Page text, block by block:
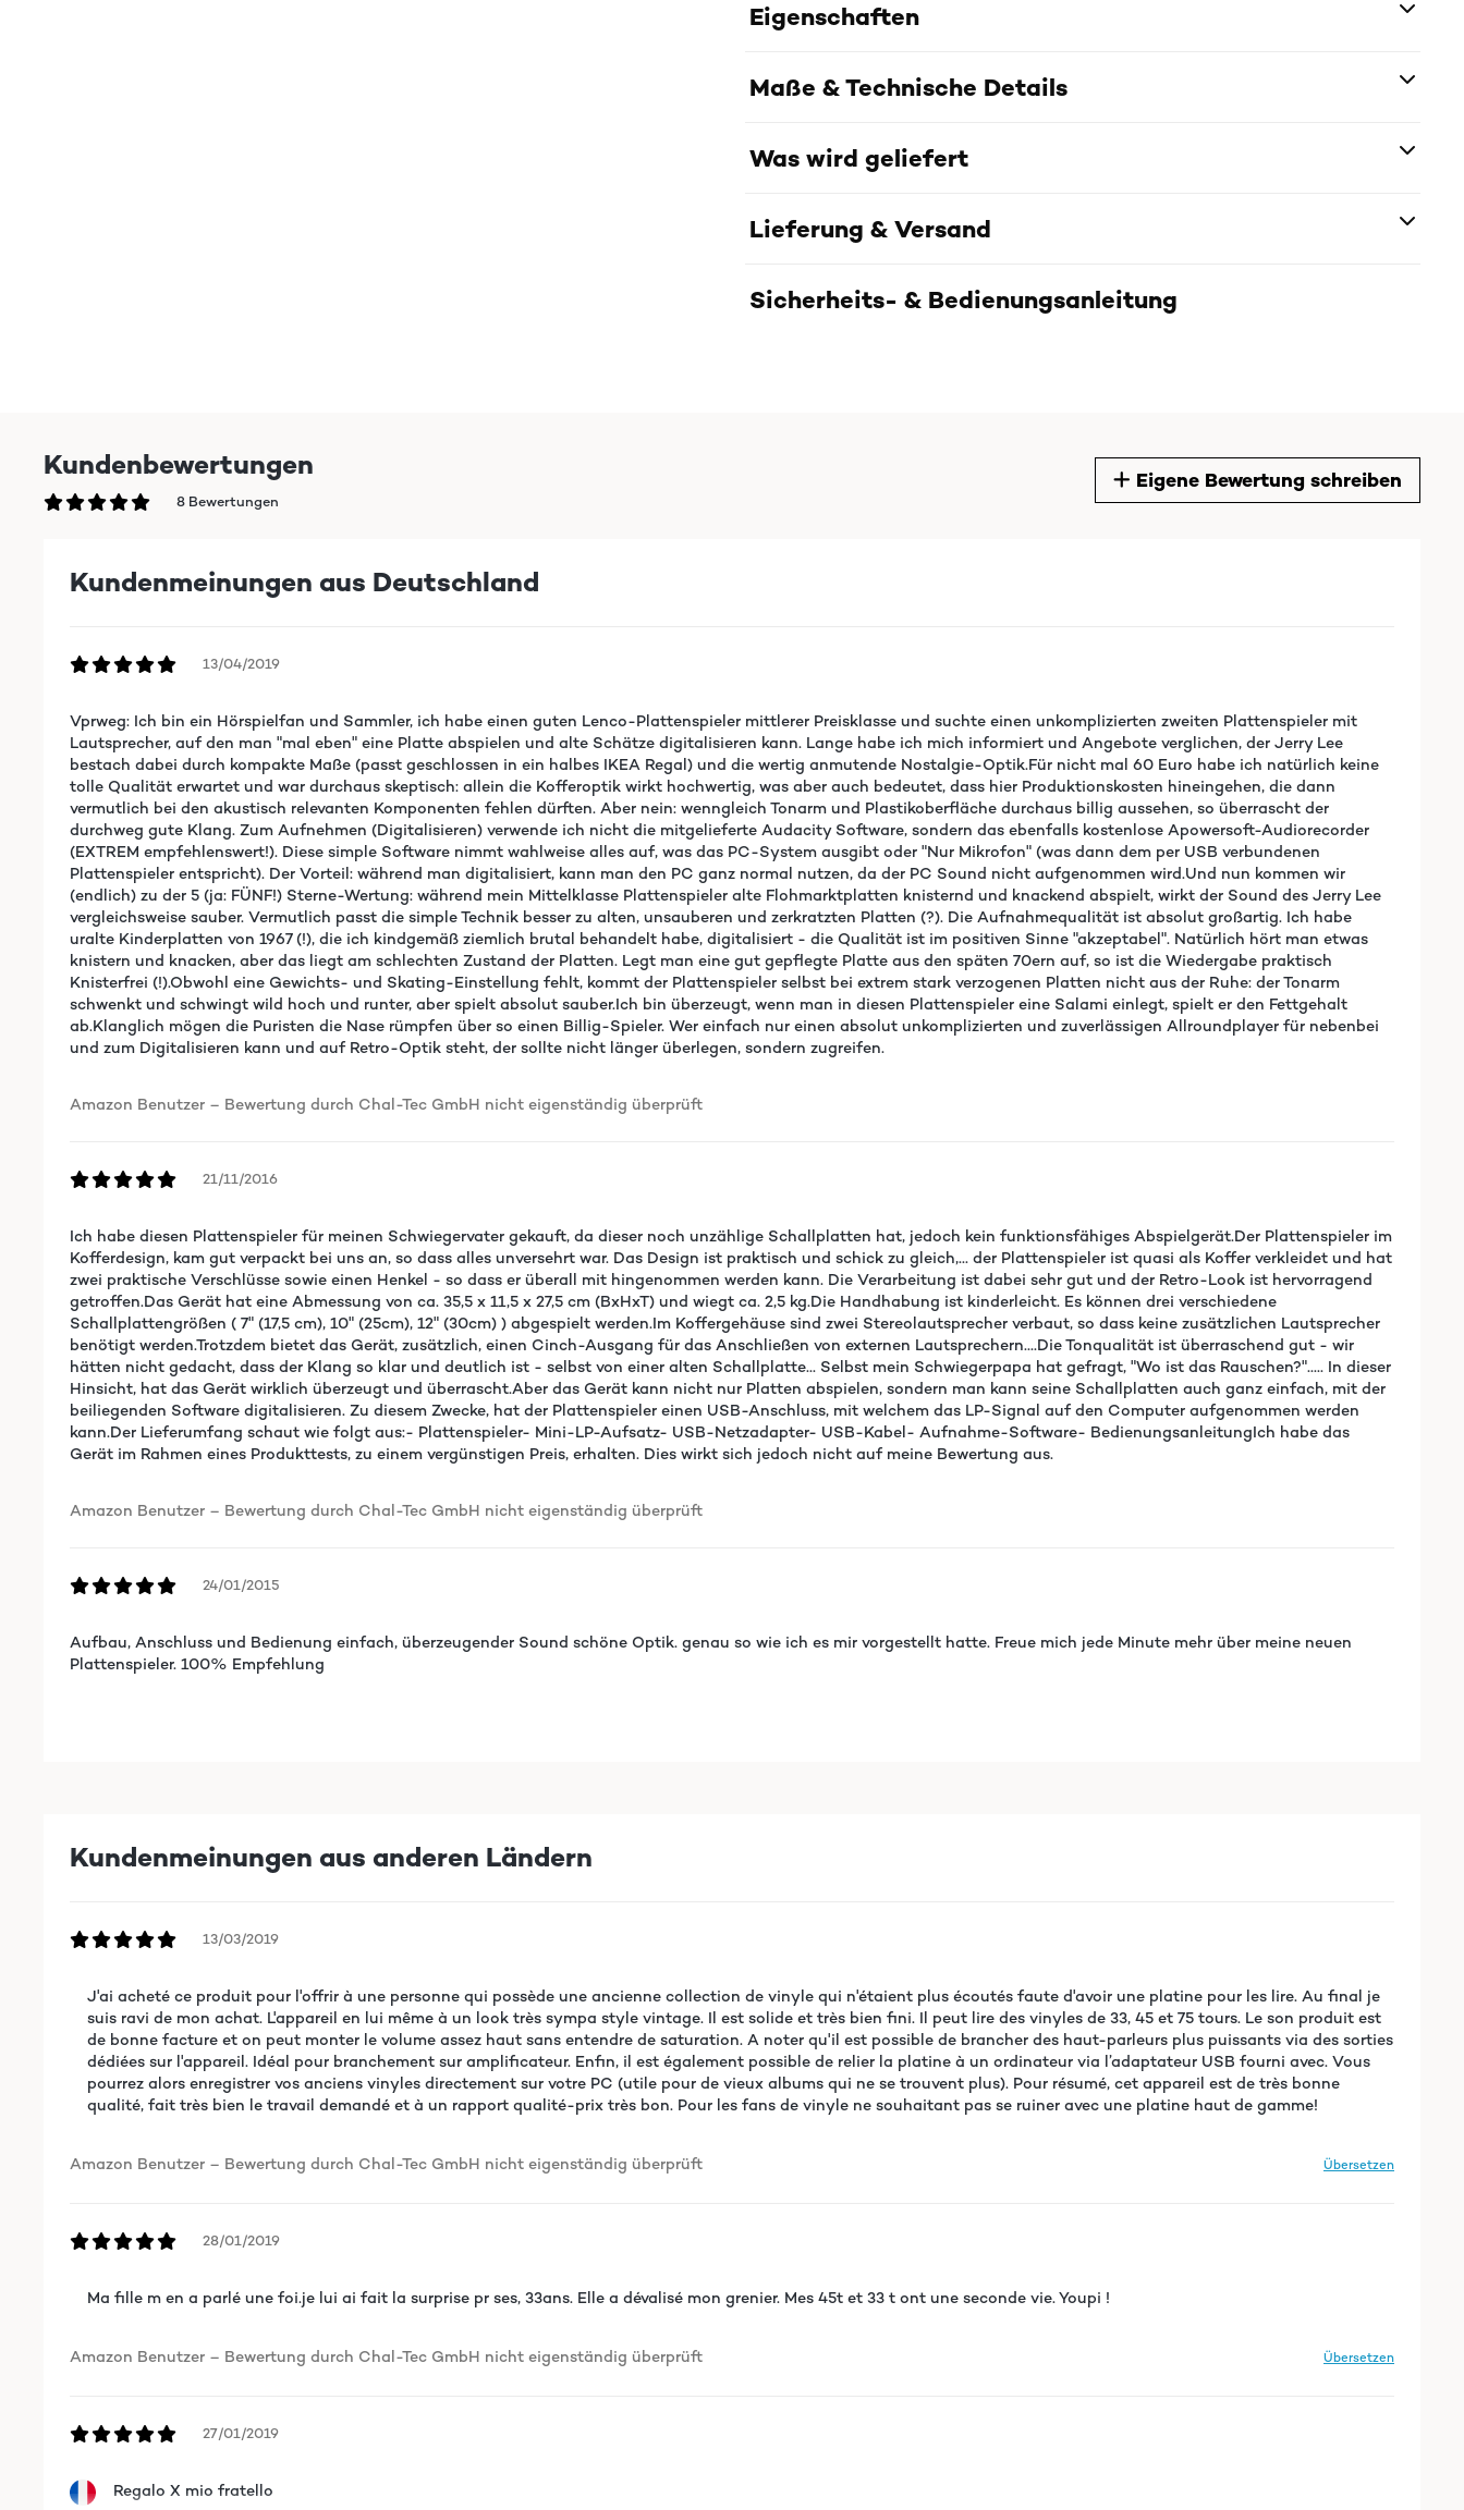
Eigenschaften
Maße & Technische Details
Was wird geliefert
Lieferung & Versand
Sicherheits- & Bedienungsanleitung
Kundenbewertungen
8 Bewertungen
Eigene Bewertung schreiben
Kundenmeinungen aus Deutschland
13/04/2019
Vprweg: Ich bin ein Hörspielfan und Sammler, ich habe einen guten Lenco-Plattenspieler mittlerer Preisklasse und suchte einen unkomplizierten zweiten Plattenspieler mit
Lautsprecher, auf den man "mal eben" eine Platte abspielen und alte Schätze digitalisieren kann. Lange habe ich mich informiert und Angebote verglichen, der Jerry Lee
bestach dabei durch kompakte Maße (passt geschlossen in ein halbes IKEA Regal) und die wertig anmutende Nostalgie-Optik.Für nicht mal 60 Euro habe ich natürlich keine
tolle Qualität erwartet und war durchaus skeptisch: allein die Kofferoptik wirkt hochwertig, was aber auch bedeutet, dass hier Produktionskosten hineingehen, die dann
vermutlich bei den akustisch relevanten Komponenten fehlen dürften. Aber nein: wenngleich Tonarm und Plastikoberfläche durchaus billig aussehen, so überrascht der
durchweg gute Klang. Zum Aufnehmen (Digitalisieren) verwende ich nicht die mitgelieferte Audacity Software, sondern das ebenfalls kostenlose Apowersoft-Audiorecorder
(EXTREM empfehlenswert!). Diese simple Software nimmt wahlweise alles auf, was das PC-System ausgibt oder "Nur Mikrofon" (was dann dem per USB verbundenen
Plattenspieler entspricht). Der Vorteil: während man digitalisiert, kann man den PC ganz normal nutzen, da der PC Sound nicht aufgenommen wird.Und nun kommen wir
(endlich) zu der 5 (ja: FÜNF!) Sterne-Wertung: während mein Mittelklasse Plattenspieler alte Flohmarktplatten knisternd und knackend abspielt, wirkt der Sound des Jerry Lee
vergleichsweise sauber. Vermutlich passt die simple Technik besser zu alten, unsauberen und zerkratzten Platten (?). Die Aufnahmequalität ist absolut großartig. Ich habe
uralte Kinderplatten von 1967 (!), die ich kindgemäß ziemlich brutal behandelt habe, digitalisiert - die Qualität ist im positiven Sinne "akzeptabel". Natürlich hört man etwas
knistern und knacken, aber das liegt am schlechten Zustand der Platten. Legt man eine gut gepflegte Platte aus den späten 70ern auf, so ist die Wiedergabe praktisch
Knisterfrei (!).Obwohl eine Gewichts- und Skating-Einstellung fehlt, kommt der Plattenspieler selbst bei extrem stark verzogenen Platten nicht aus der Ruhe: der Tonarm
schwenkt und schwingt wild hoch und runter, aber spielt absolut sauber.Ich bin überzeugt, wenn man in diesen Plattenspieler eine Salami einlegt, spielt er den Fettgehalt
ab.Klanglich mögen die Puristen die Nase rümpfen über so einen Billig-Spieler. Wer einfach nur einen absolut unkomplizierten und zuverlässigen Allroundplayer für nebenbei
und zum Digitalisieren kann und auf Retro-Optik steht, der sollte nicht länger überlegen, sondern zugreifen.
Amazon Benutzer – Bewertung durch Chal-Tec GmbH nicht eigenständig überprüft
21/11/2016
Ich habe diesen Plattenspieler für meinen Schwiegervater gekauft, da dieser noch unzählige Schallplatten hat, jedoch kein funktionsfähiges Abspielgerät.Der Plattenspieler im
Kofferdesign, kam gut verpackt bei uns an, so dass alles unversehrt war. Das Design ist praktisch und schick zu gleich,... der Plattenspieler ist quasi als Koffer verkleidet und hat
zwei praktische Verschlüsse sowie einen Henkel - so dass er überall mit hingenommen werden kann. Die Verarbeitung ist dabei sehr gut und der Retro-Look ist hervorragend
getroffen.Das Gerät hat eine Abmessung von ca. 35,5 x 11,5 x 27,5 cm (BxHxT) und wiegt ca. 2,5 kg.Die Handhabung ist kinderleicht. Es können drei verschiedene
Schallplattengrößen ( 7" (17,5 cm), 10" (25cm), 12" (30cm) ) abgespielt werden.Im Koffergehäuse sind zwei Stereolautsprecher verbaut, so dass keine zusätzlichen Lautsprecher
benötigt werden.Trotzdem bietet das Gerät, zusätzlich, einen Cinch-Ausgang für das Anschließen von externen Lautsprechern....Die Tonqualität ist überraschend gut - wir
hätten nicht gedacht, dass der Klang so klar und deutlich ist - selbst von einer alten Schallplatte... Selbst mein Schwiegerpapa hat gefragt, "Wo ist das Rauschen?"..... In dieser
Hinsicht, hat das Gerät wirklich überzeugt und überrascht.Aber das Gerät kann nicht nur Platten abspielen, sondern man kann seine Schallplatten auch ganz einfach, mit der
beiliegenden Software digitalisieren. Zu diesem Zwecke, hat der Plattenspieler einen USB-Anschluss, mit welchem das LP-Signal auf den Computer aufgenommen werden
kann.Der Lieferumfang schaut wie folgt aus:- Plattenspieler- Mini-LP-Aufsatz- USB-Netzadapter- USB-Kabel- Aufnahme-Software- BedienungsanleitungIch habe das
Gerät im Rahmen eines Produkttests, zu einem vergünstigen Preis, erhalten. Dies wirkt sich jedoch nicht auf meine Bewertung aus.
Amazon Benutzer – Bewertung durch Chal-Tec GmbH nicht eigenständig überprüft
24/01/2015
Aufbau, Anschluss und Bedienung einfach, überzeugender Sound schöne Optik. genau so wie ich es mir vorgestellt hatte. Freue mich jede Minute mehr über meine neuen
Plattenspieler. 100% Empfehlung
Kundenmeinungen aus anderen Ländern
13/03/2019
J'ai acheté ce produit pour l'offrir à une personne qui possède une ancienne collection de vinyle qui n'étaient plus écoutés faute d'avoir une platine pour les lire. Au final je
suis ravi de mon achat. L'appareil en lui même à un look très sympa style vintage. Il est solide et très bien fini. Il peut lire des vinyles de 33, 45 et 75 tours. Le son produit est
de bonne facture et on peut monter le volume assez haut sans entendre de saturation. A noter qu'il est possible de brancher des haut-parleurs plus puissants via des sorties
dédiées sur l'appareil. Idéal pour branchement sur amplificateur. Enfin, il est également possible de relier la platine à un ordinateur via l’adaptateur USB fourni avec. Vous
pourrez alors enregistrer vos anciens vinyles directement sur votre PC (utile pour de vieux albums qui ne se trouvent plus). Pour résumé, cet appareil est de très bonne
qualité, fait très bien le travail demandé et à un rapport qualité-prix très bon. Pour les fans de vinyle ne souhaitant pas se ruiner avec une platine haut de gamme!
Amazon Benutzer – Bewertung durch Chal-Tec GmbH nicht eigenständig überprüft Übersetzen
28/01/2019
Ma fille m en a parlé une foi.je lui ai fait la surprise pr ses, 33ans. Elle a dévalisé mon grenier. Mes 45t et 33 t ont une seconde vie. Youpi !
Amazon Benutzer – Bewertung durch Chal-Tec GmbH nicht eigenständig überprüft Übersetzen
27/01/2019
Regalo X mio fratello